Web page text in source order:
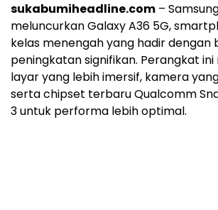
sukabumiheadline.com –
meluncurkan Galaxy A36 5G,
kelas menengah yang hadir dengan
peningkatan signifikan. Perangkat
layar yang lebih imersif, kamera
serta chipset terbaru Qualcomm
3 untuk performa lebih optimal.